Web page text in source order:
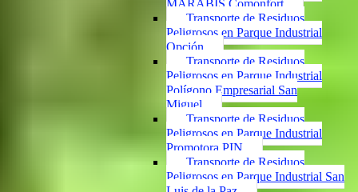
MARABIS Comonfort
Transporte de Residuos
Peligrosos en Parque Industrial
Opción
Transporte de Residuos
Peligrosos en Parque Industrial
Polígono Empresarial San
Miguel
Transporte de Residuos
Peligrosos en Parque Industrial
Promotora PIN
Transporte de Residuos
Peligrosos en Parque Industrial San